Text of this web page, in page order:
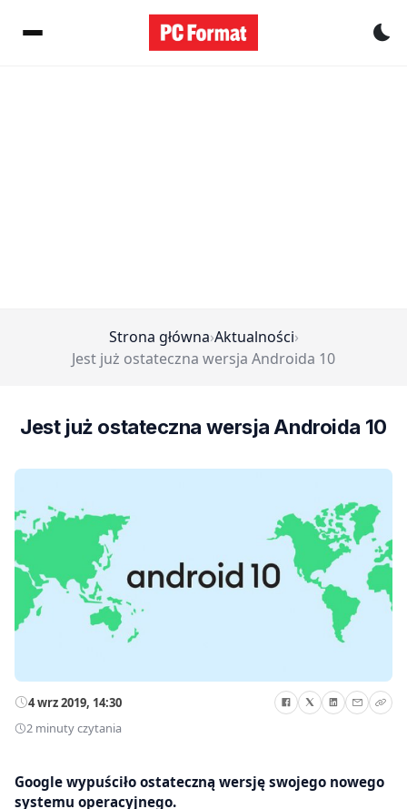
Strona główna›Aktualności›
Jest już ostateczna wersja Androida 10
Jest już ostateczna wersja Androida 10
4 wrz 2019, 14:30
2 minuty czytania
Google wypuściło ostateczną wersję swojego nowego
systemu operacyjnego.